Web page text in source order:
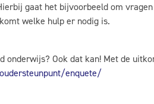
gaat het bijvoorbeeld om
welke hulp er nodig is.
Ook dat kan! Met de
enquete/